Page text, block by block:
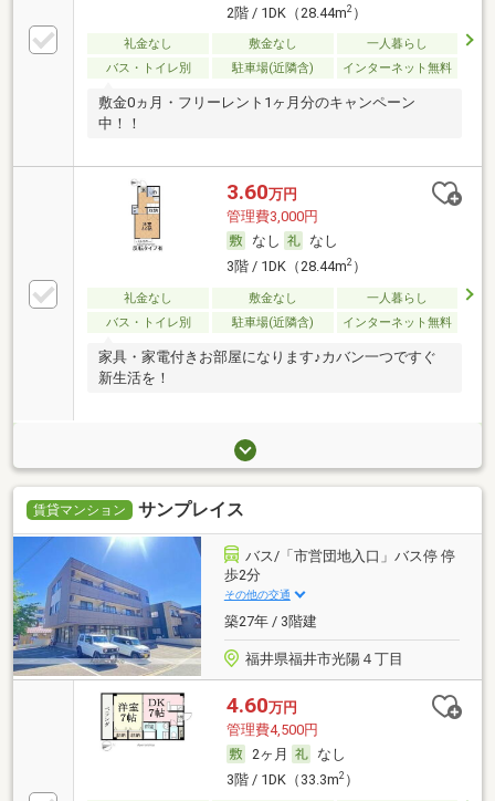
2階 / 1DK（28.44m2）
礼金なし 敷金なし
一人暮らし
バス・トイレ別
駐車場(近隣含) インターネット無料
敷金0ヵ月・フリーレント1ヶ月分のキャンペーン
中！！
3.60万円
管理費3,000円
なし
なし
3階 / 1DK（28.44m2）
礼金なし 敷金なし
一人暮らし
バス・トイレ別
駐車場(近隣含) インターネット無料
家具・家電付きお部屋になります♪カバン一つですぐ
新生活を！
賃貸マンション サンプレイス
バス/「市営団地入口」バス停 停
歩2分
その他の交通
築27年 / 3階建
福井県福井市光陽４丁目
4.60万円
管理費4,500円
2ヶ月
なし
3階 / 1DK（33.3m2）